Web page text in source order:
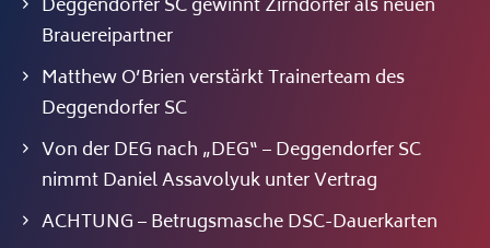
Deggendorfer SC gewinnt Zirndorfer als neuen
Brauereipartner
Matthew O’Brien verstärkt Trainerteam des
Deggendorfer SC
Von der DEG nach „DEG“ – Deggendorfer SC
nimmt Daniel Assavolyuk unter Vertrag
ACHTUNG – Betrugsmasche DSC-Dauerkarten